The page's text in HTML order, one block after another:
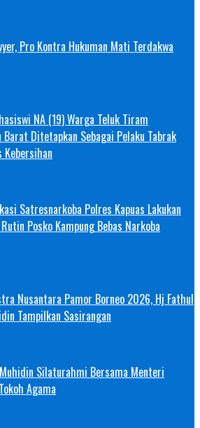
Pro Kontra Hukuman Mati Terdakwa
NA (19) Warga Teluk Tiram
Barat Ditetapkan Sebagai Pelaku Tabrak
Kebersihan
Satresnarkoba Polres Kapuas Lakukan
Posko Kampung Bebas Narkoba
Nusantara Pamor Borneo 2026, Hj Fathul
Tampilkan Sasirangan
Silaturahmi Bersama Menteri
Agama